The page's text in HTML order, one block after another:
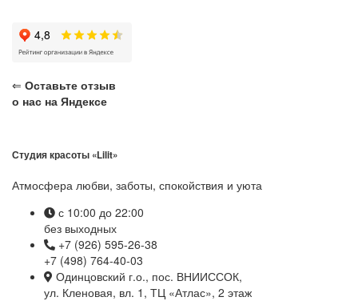
⇐ Оставьте отзыв
о нас на Яндексе
Студия красоты «Lilit»
Атмосфера любви, заботы, спокойствия и уюта
с 10:00 до 22:00
без выходных
+7 (926) 595-26-38
+7 (498) 764-40-03
Одинцовский г.о., пос. ВНИИССОК,
ул. Кленовая, вл. 1, ТЦ «Атлас», 2 этаж